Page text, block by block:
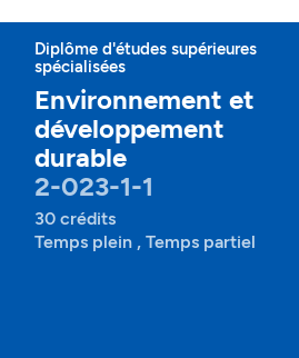
Diplôme d'études supérieures
spécialisées
Environnement et
développement
durable
2-023-1-1
30 crédits
Temps plein , Temps partiel